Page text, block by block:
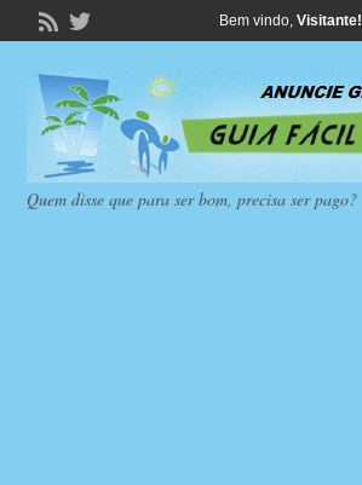
Bem vindo, Visitante!
Quem disse que para ser bom, precisa ser pago?